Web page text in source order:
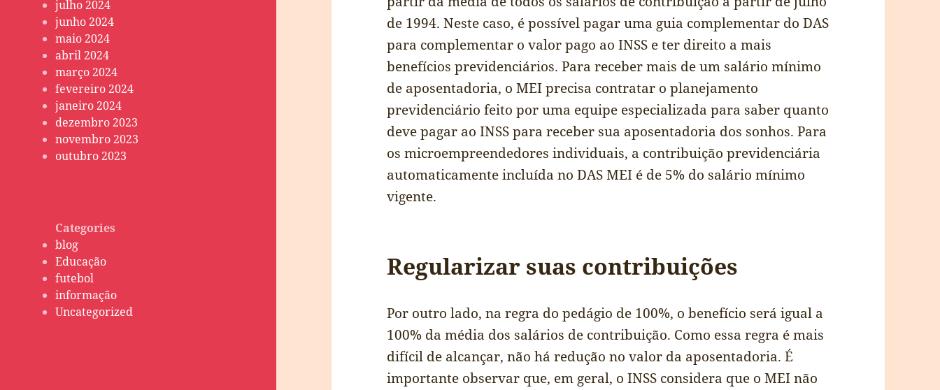
julho 2024
junho 2024
maio 2024
abril 2024
março 2024
fevereiro 2024
janeiro 2024
dezembro 2023
novembro 2023
outubro 2023
Categories
blog
Educação
futebol
informação
Uncategorized
de 1994. Neste caso, é possível pagar uma guia complementar do DAS
para complementar o valor pago ao INSS e ter direito a mais
benefícios previdenciários. Para receber mais de um salário mínimo
de aposentadoria, o MEI precisa contratar o planejamento
previdenciário feito por uma equipe especializada para saber quanto
deve pagar ao INSS para receber sua aposentadoria dos sonhos. Para
os microempreendedores individuais, a contribuição previdenciária
automaticamente incluída no DAS MEI é de 5% do salário mínimo
vigente.
Regularizar suas contribuições
Por outro lado, na regra do pedágio de 100%, o benefício será igual a
100% da média dos salários de contribuição. Como essa regra é mais
difícil de alcançar, não há redução no valor da aposentadoria. É
importante observar que, em geral, o INSS considera que o MEI não